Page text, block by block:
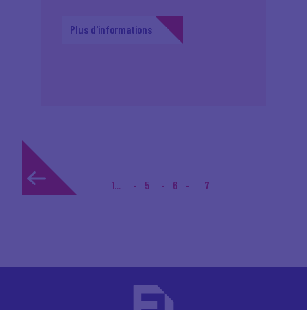
Plus d'informations
1... 5 6 7